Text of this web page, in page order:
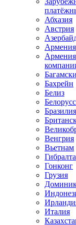
Абхазия
Австрия
Армения
Бахрейн
Белиз
Бразилия
Венгрия
Вьетнам
Гонконг
Грузия
Италия